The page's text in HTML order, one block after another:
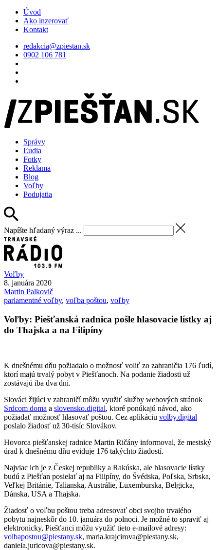
Úvod
Ako inzerovať
Kontakt
redakcia@zpiestan.sk
0902 106 781
Správy
Ľudia
Fotky
Reklama
Blog
Voľby
Podujatia
Napíšte hľadaný výraz ...
Voľby
8. januára 2020
Martin Palkovič
parlamentné voľby, voľba poštou, voľby
Voľby: Piešťanská radnica pošle hlasovacie lístky aj
do Thajska a na Filipíny
K dnešnému dňu požiadalo o možnosť voliť zo zahraničia 176 ľudí,
ktorí majú trvalý pobyt v Piešťanoch. Na podanie žiadosti už
zostávajú iba dva dni.
Slováci žijúci v zahraničí môžu využiť služby webových stránok
Srdcom doma a slovensko.digital, ktoré ponúkajú návod, ako
požiadať možnosť hlasovať poštou. Cez aplikáciu volby.digital
poslalo žiadosť už 30-tisíc Slovákov.
Hovorca piešťanskej radnice Martin Ričány informoval, že mestský
úrad k dnešnému dňu eviduje 176 takýchto žiadostí.
Najviac ich je z Českej republiky a Rakúska, ale hlasovacie lístky
budú z Piešťan posielať aj na Filipíny, do Švédska, Poľska, Srbska,
Veľkej Británie, Talianska, Austrálie, Luxemburska, Belgicka,
Dánska, USA a Thajska.
Žiadosť o voľbu poštou treba adresovať obci svojho trvalého
pobytu najneskôr do 10. januára do polnoci. Je možné to spraviť aj
elektronicky, Piešťanci môžu využiť tieto e-mailové adresy:
volbapostou@piestany.sk, maria.krajcirova@piestany.sk,
daniela.juricova@piestany.sk.